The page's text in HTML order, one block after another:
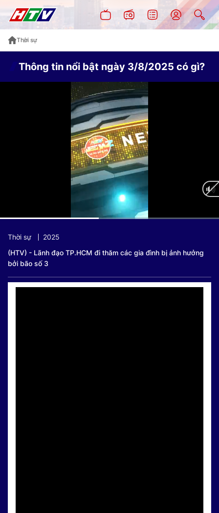
Thời sự
Thông tin nổi bật ngày 3/8/2025 có gì?
Time
Thời sự
2025
(HTV) - Lãnh đạo TP.HCM đi thăm các gia đình bị ảnh hưởng
bởi bão số 3